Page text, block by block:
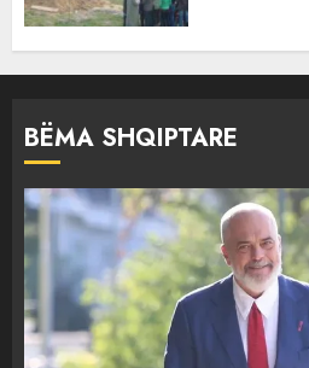
BËMA SHQIPTARE